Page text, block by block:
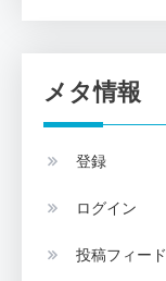
メタ情報
登録
ログイン
投稿フィード